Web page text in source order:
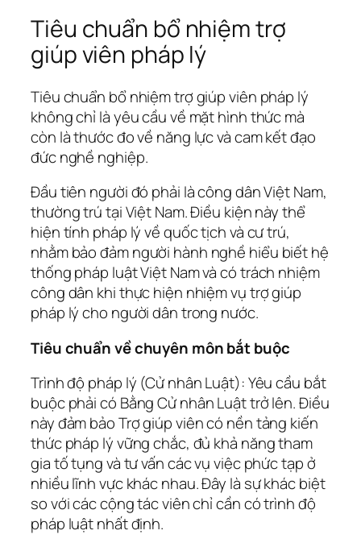
Tiêu chuẩn bổ nhiệm trợ
giúp viên pháp lý
Tiêu chuẩn bổ nhiệm trợ giúp viên pháp lý
không chỉ là yêu cầu về mặt hình thức mà
còn là thước đo về năng lực và cam kết đạo
đức nghề nghiệp.
Đầu tiên người đó phải là công dân Việt Nam,
thường trú tại Việt Nam. Điều kiện này thể
hiện tính pháp lý về quốc tịch và cư trú,
nhằm bảo đảm người hành nghề hiểu biết hệ
thống pháp luật Việt Nam và có trách nhiệm
công dân khi thực hiện nhiệm vụ trợ giúp
pháp lý cho người dân trong nước.
Tiêu chuẩn về chuyên môn bắt buộc
Trình độ pháp lý (Cử nhân Luật): Yêu cầu bắt
buộc phải có Bằng Cử nhân Luật trở lên. Điều
này đảm bảo Trợ giúp viên có nền tảng kiến
thức pháp lý vững chắc, đủ khả năng tham
gia tố tụng và tư vấn các vụ việc phức tạp ở
nhiều lĩnh vực khác nhau. Đây là sự khác biệt
so với các cộng tác viên chỉ cần có trình độ
pháp luật nhất định.